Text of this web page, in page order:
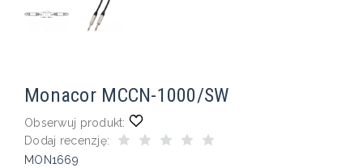
Monacor MCCN-1000/SW
Obserwuj produkt:
Dodaj recenzję:
MON1669